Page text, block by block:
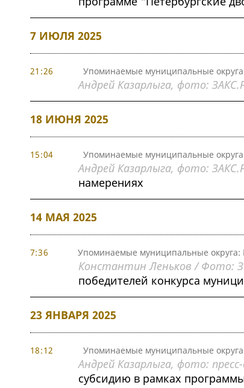
7 ИЮЛЯ 2025
21:26 Упоминаемые муниципальные
Андрей Казарлыга, фото:
18 ИЮНЯ 2025
15:04 Упоминаемые муниципальные
Андрей Казарлыга, фото:
намерениях
14 МАЯ 2025
7:36 Упоминаемые муниципальные
Константин Леньков / Фото:
победителей конкурса
23 ЯНВАРЯ 2025
18:12 Упоминаемые муниципальные
Андрей Казарлыга, фото:
субсидию в рамках